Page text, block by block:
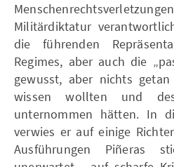
Militärdiktatur
die führenden
Regimes, aber auch die
gewusst, aber nichts
wissen wollten und
unternommen hätten. In
verwies er auf einige
Ausführungen Piñeras